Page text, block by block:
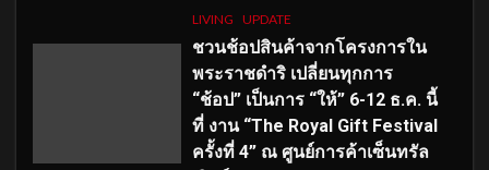
LIVING UPDATE
ชวนช้อปสินค้าจากโครงการใน
พระราชดำริ เปลี่ยนทุกการ
“ช้อป” เป็นการ “ให้” 6-12 ธ.ค. นี้
ที่ งาน “The Royal Gift Festival
ครั้งที่ 4” ณ ศูนย์การค้าเซ็นทรัล